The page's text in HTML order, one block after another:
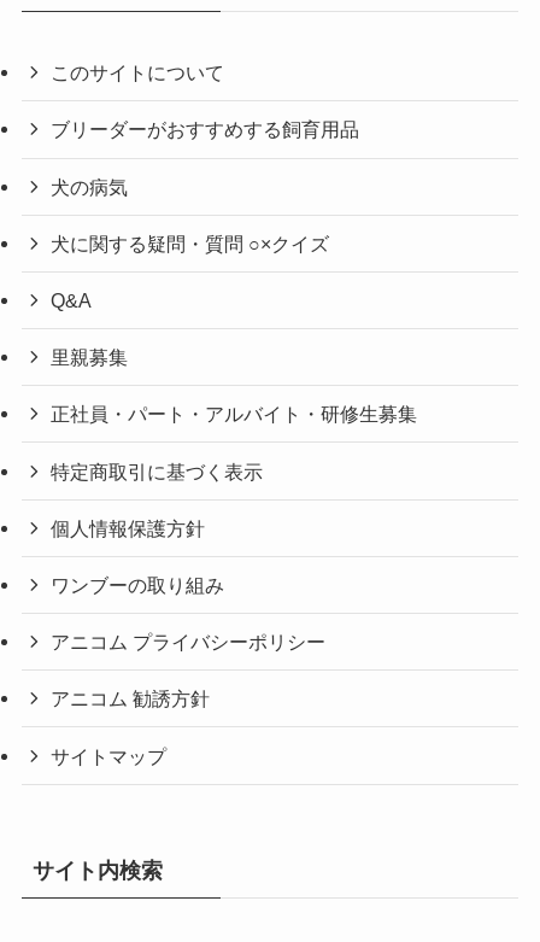
このサイトについて
ブリーダーがおすすめする飼育用品
犬の病気
犬に関する疑問・質問 ○×クイズ
Q&A
里親募集
正社員・パート・アルバイト・研修生募集
特定商取引に基づく表示
個人情報保護方針
ワンブーの取り組み
アニコム プライバシーポリシー
アニコム 勧誘方針
サイトマップ
サイト内検索